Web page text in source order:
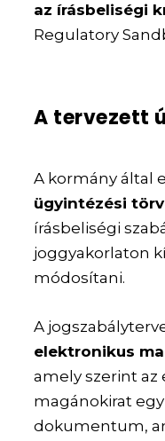
az írásbeliségi
Regulatory
A tervezett
A kormány által
ügyintézési
írásbeliségi
joggyakorlaton
módosítani.
A
elektronikus
amely szerint az
magánokirat
dokumentum,